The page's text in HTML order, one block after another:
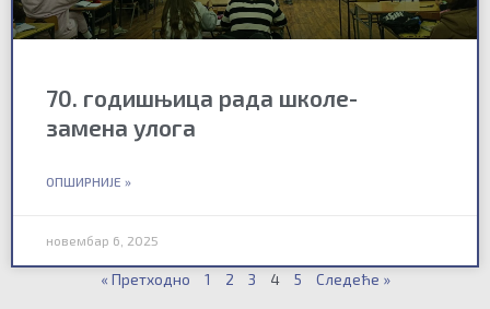
70. годишњица рада школе-
замена улога
ОПШИРНИЈЕ »
новембар 6, 2025
« Претходно 1 2 3 4 5 Следеће »